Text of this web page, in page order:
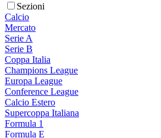
Sezioni
Calcio
Mercato
Serie A
Serie B
Coppa Italia
Champions League
Europa League
Conference League
Calcio Estero
Supercoppa Italiana
Formula 1
Formula E